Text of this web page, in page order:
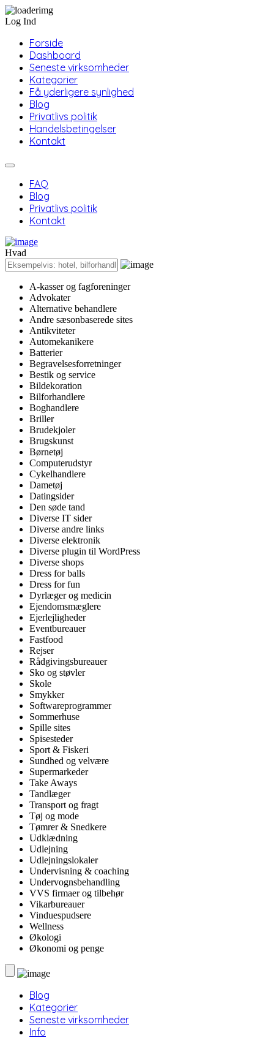
Log Ind
Forside
Dashboard
Seneste virksomheder
Kategorier
Få yderligere synlighed
Blog
Privatlivs politik
Handelsbetingelser
Kontakt
FAQ
Blog
Privatlivs politik
Kontakt
Hvad
A-kasser og fagforeninger
Advokater
Alternative behandlere
Andre sæsonbaserede sites
Antikviteter
Automekanikere
Batterier
Begravelsesforretninger
Bestik og service
Bildekoration
Bilforhandlere
Boghandlere
Briller
Brudekjoler
Brugskunst
Børnetøj
Computerudstyr
Cykelhandlere
Dametøj
Datingsider
Den søde tand
Diverse IT sider
Diverse andre links
Diverse elektronik
Diverse plugin til WordPress
Diverse shops
Dress for balls
Dress for fun
Dyrlæger og medicin
Ejendomsmæglere
Ejerlejligheder
Eventbureauer
Fastfood
Rejser
Rådgivingsbureauer
Sko og støvler
Skole
Smykker
Softwareprogrammer
Sommerhuse
Spille sites
Spisesteder
Sport & Fiskeri
Sundhed og velvære
Supermarkeder
Take Aways
Tandlæger
Transport og fragt
Tøj og mode
Tømrer & Snedkere
Udklædning
Udlejning
Udlejningslokaler
Undervisning & coaching
Undervognsbehandling
VVS firmaer og tilbehør
Vikarbureauer
Vinduespudsere
Wellness
Økologi
Økonomi og penge
Blog
Kategorier
Seneste virksomheder
Info